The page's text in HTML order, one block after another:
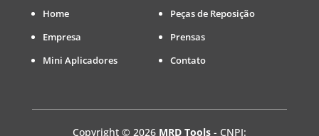
Home
Empresa
Mini Aplicadores
Peças de Reposição
Prensas
Contato
Copyright © 2026 MRD Tools- CNPJ: